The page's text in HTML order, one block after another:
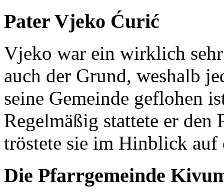
Pater Vjeko Ćurić
Vjeko war ein wirklich
auch der Grund, weshalb
seine Gemeinde geflohen
Regelmäßig stattete er
tröstete sie im Hinblick
Die Pfarrgemeinde